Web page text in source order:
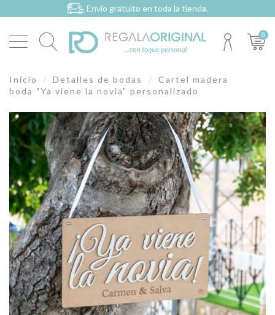
Envío gratuito en toda la tienda.
0
Inicio Detalles de bodas
Cartel madera
boda "Ya viene la novia" personalizado